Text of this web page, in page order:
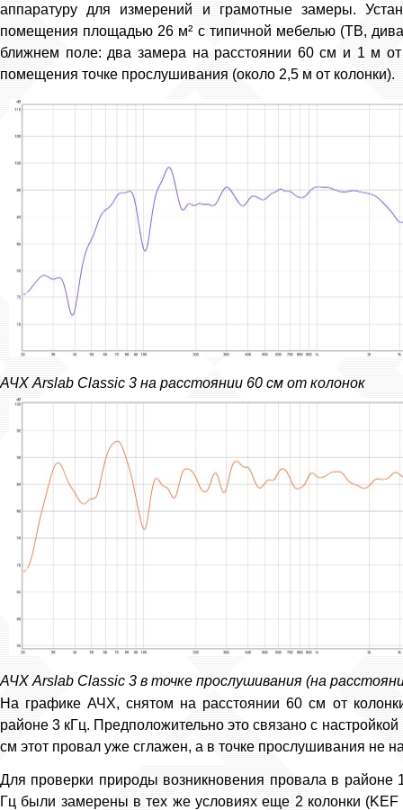
аппаратуру для измерений и грамотные замеры.
помещения площадью 26 м² с типичной мебелью (ТВ,
ближнем поле: два замера на расстоянии 60 см и 1 м
помещения точке прослушивания (около 2,5 м от колонки).
АЧХ Arslab Classic 3 на расстоянии 60 см от колонок
АЧХ Arslab Classic 3 в точке прослушивания (на
На графике АЧХ, снятом на расстоянии 60 см от
районе 3 кГц. Предположительно это связано с
см этот провал уже сглажен, а в точке прослушивания не
Для проверки природы возникновения провала в
Гц были замерены в тех же условиях еще 2 колонки